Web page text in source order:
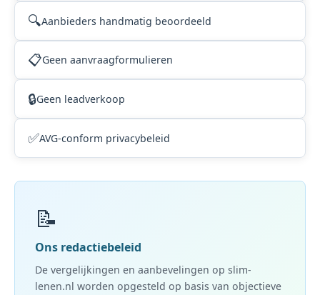
🔍Aanbieders handmatig beoordeeld
📋Geen aanvraagformulieren
🔒Geen leadverkoop
✅AVG-conform privacybeleid
📝
Ons redactiebeleid
De vergelijkingen en aanbevelingen op slim-
lenen.nl worden opgesteld op basis van objectieve